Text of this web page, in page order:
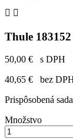
 
Thule
50,00 €
s DPH
40,65 €
bez
Prispôsobená
Množstvo